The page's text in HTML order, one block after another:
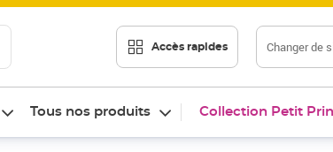
Accès rapides Changer de
Tous nos produits Collection Petit